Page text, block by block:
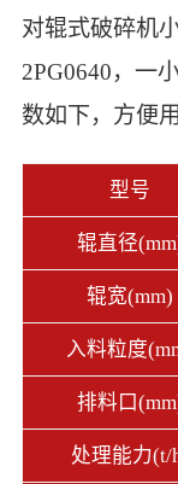
对辊式破碎机
2PG0640，一
数如下，方便
型号
辊直径
辊宽(mm)
入料粒度
排料口
处理能力(t/